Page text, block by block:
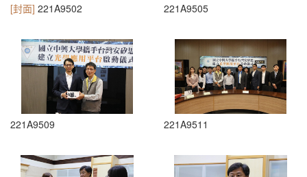
[封面] 221A9502 221A9505
221A9509 221A9511